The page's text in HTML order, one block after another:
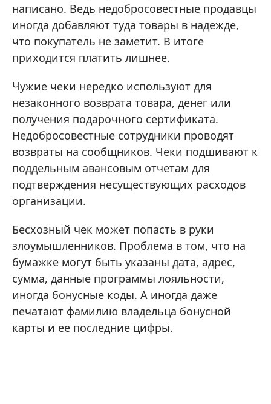
написано. Ведь недобросовестные продавцы
иногда добавляют туда товары в надежде,
что покупатель не заметит. В итоге
приходится платить лишнее.
Чужие чеки нередко используют для
незаконного возврата товара, денег или
получения подарочного сертификата.
Недобросовестные сотрудники проводят
возвраты на сообщников. Чеки подшивают к
поддельным авансовым отчетам для
подтверждения несуществующих расходов
организации.
Бесхозный чек может попасть в руки
злоумышленников. Проблема в том, что на
бумажке могут быть указаны дата, адрес,
сумма, данные программы лояльности,
иногда бонусные коды. А иногда даже
печатают фамилию владельца бонусной
карты и ее последние цифры.